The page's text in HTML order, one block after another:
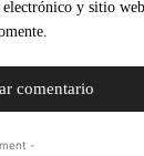
y sitio
-